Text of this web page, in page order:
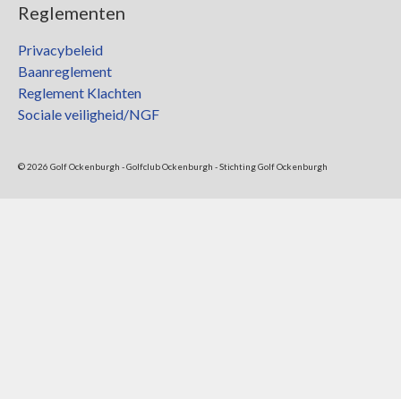
Reglementen
Privacybeleid
Baanreglement
Reglement Klachten
Sociale veiligheid/NGF
© 2026 Golf Ockenburgh - Golfclub Ockenburgh - Stichting Golf Ockenburgh